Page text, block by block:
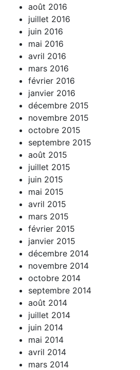
août 2016
juillet 2016
juin 2016
mai 2016
avril 2016
mars 2016
février 2016
janvier 2016
décembre 2015
novembre 2015
octobre 2015
septembre 2015
août 2015
juillet 2015
juin 2015
mai 2015
avril 2015
mars 2015
février 2015
janvier 2015
décembre 2014
novembre 2014
octobre 2014
septembre 2014
août 2014
juillet 2014
juin 2014
mai 2014
avril 2014
mars 2014